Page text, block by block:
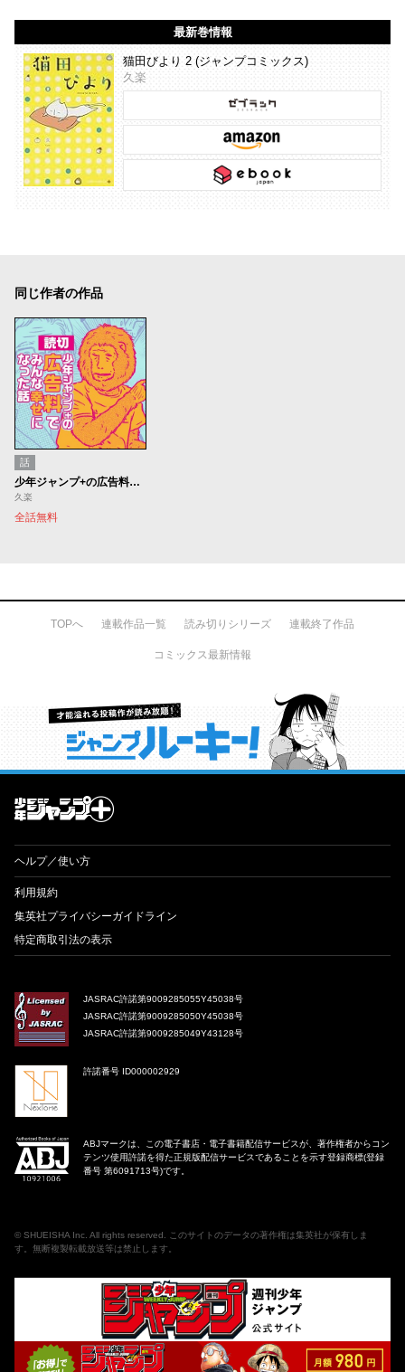
最新巻情報
猫田びより 2 (ジャンプコミックス)
久楽
同じ作者の作品
話
少年ジャンプ+の広告料でみんな幸せになった話
久楽
全話無料
TOPへ 連載作品一覧 読み切りシリーズ 連載終了作品
コミックス最新情報
才能溢れる投稿作が読み放題！ ジャンプルーキー！
ヘルプ／使い方
利用規約
集英社プライバシーガイドライン
特定商取引法の表示
JASRAC許諾第9009285055Y45038号
JASRAC許諾第9009285050Y45038号
JASRAC許諾第9009285049Y43128号
許諾番号 ID000002929
ABJマークは、この電子書店・電子書籍配信サービスが、著作権者からコン
テンツ使用許諾を得た正規版配信サービスであることを示す登録商標(登録
番号 第6091713号)です。
© SHUEISHA Inc . All rights reserved. このサイトのデータの著作権は集英社が保有しま
す。無断複製転載放送等は禁止します。